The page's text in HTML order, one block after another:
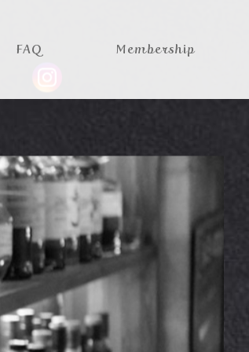
FAQ Membership